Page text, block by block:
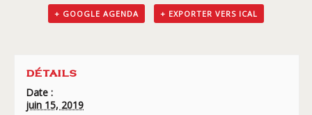
+ GOOGLE AGENDA + EXPORTER VERS ICAL
DÉTAILS
Date :
juin 15, 2019